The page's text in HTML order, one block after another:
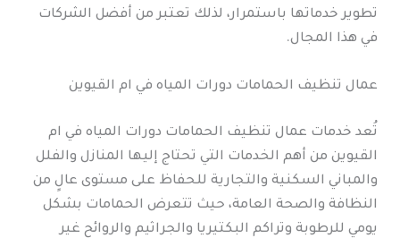
تطوير خدماتها باستمرار، لذلك تعتبر من أفضل الشركات
في هذا المجال.
عمال تنظيف الحمامات دورات المياه في ام القيوين
تُعد خدمات عمال تنظيف الحمامات دورات المياه في ام
القيوين من أهم الخدمات التي تحتاج إليها المنازل والفلل
والمباني السكنية والتجارية للحفاظ على مستوى عالٍ من
النظافة والصحة العامة، حيث تتعرض الحمامات بشكل
يومي للرطوبة وتراكم البكتيريا والجراثيم والروائح غير